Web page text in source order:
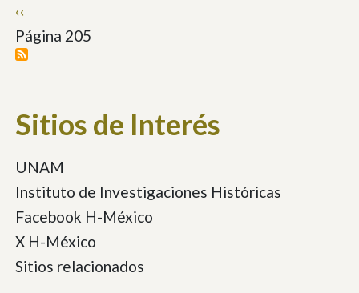
Paginación
Página
anterior
‹‹
Página 205
Sitios de Interés
UNAM
Instituto de Investigaciones Históricas
Facebook H-México
X H-México
Sitios relacionados